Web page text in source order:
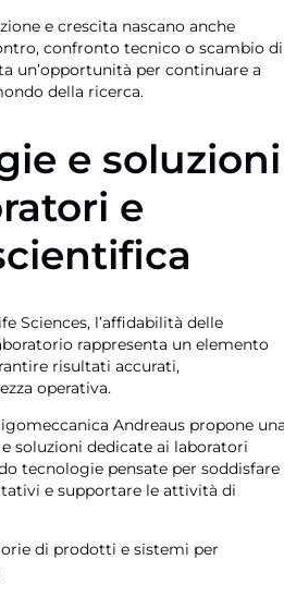
e crescita nascano anche
confronto tecnico o scambio di
un’opportunità per continuare a
della ricerca.
e soluzioni
e
Sciences, l’affidabilità delle
rappresenta un elemento
risultati accurati,
operativa.
Andreaus propone
soluzioni dedicate ai laboratori
tecnologie pensate per soddisfare
e supportare le attività di
di prodotti e sistemi per